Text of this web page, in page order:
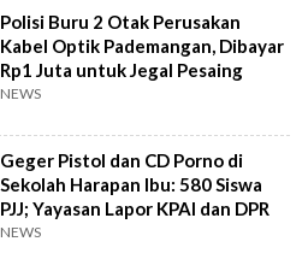
Polisi Buru 2 Otak Perusakan
Kabel Optik Pademangan, Dibayar
Rp1 Juta untuk Jegal Pesaing
NEWS
Geger Pistol dan CD Porno di
Sekolah Harapan Ibu: 580 Siswa
PJJ; Yayasan Lapor KPAI dan DPR
NEWS